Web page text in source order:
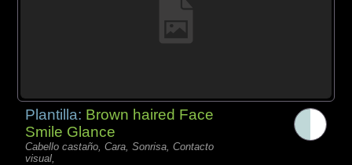
Plantilla: Brown haired Face
Smile Glance
Cabello castaño, Cara, Sonrisa, Contacto
visual,